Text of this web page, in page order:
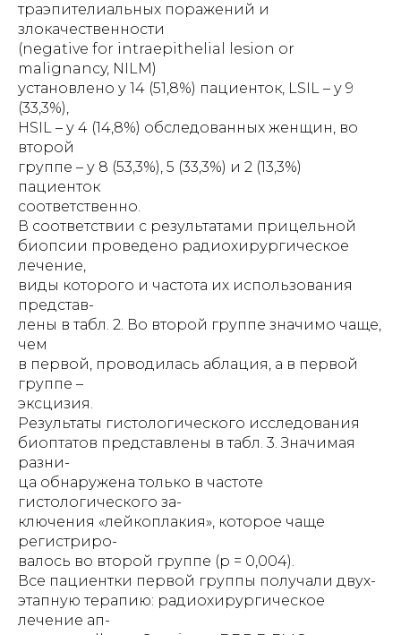
траэпителиальных поражений и
злокачественности
(negative for intraepithelial lesion or
malignancy, NILM)
установлено у 14 (51,8%) пациенток, LSIL – у 9
(33,3%),
HSIL – у 4 (14,8%) обследованных женщин, во
второй
группе – у 8 (53,3%), 5 (33,3%) и 2 (13,3%)
пациенток
соответственно.
В соответствии с результатами прицельной
биопсии проведено радиохирургическое
лечение,
виды которого и частота их использования
представ-
лены в табл. 2. Во второй группе значимо чаще,
чем
в первой, проводилась аблация, а в первой
группе –
эксцизия.
Результаты гистологического исследования
биоптатов представлены в табл. 3. Значимая
разни-
ца обнаружена только в частоте
гистологического за-
ключения «лейкоплакия», которое чаще
регистриро-
валось во второй группе (р = 0,004).
Все пациентки первой группы получали двух-
этапную терапию: радиохирургическое
лечение ап-